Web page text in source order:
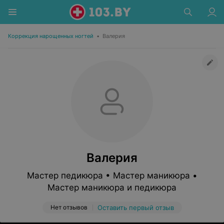
Коррекция нарощенных ногтей • Валерия
Валерия
Мастер педикюра • Мастер маникюра •
Мастер маникюра и педикюра
Нет отзывов Оставить первый отзыв